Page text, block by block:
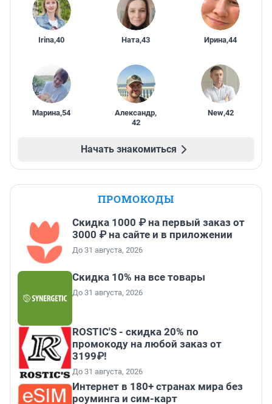
Irina,40 Ната,43 Ирина,44
Марина,54 Александр,
42
New,42
Начать знакомиться
ПРОМОКОДЫ
Скидка 1000 ₽ на первый заказ от
3000 ₽ на сайте и в приложении
До 31 августа, 2026
Скидка 10% на все товары
До 31 августа, 2026
ROSTIC'S - скидка 20% по
промокоду на любой заказ от
3199₽!
До 31 августа, 2026
Интернет в 180+ странах мира без
роуминга и сим-карт